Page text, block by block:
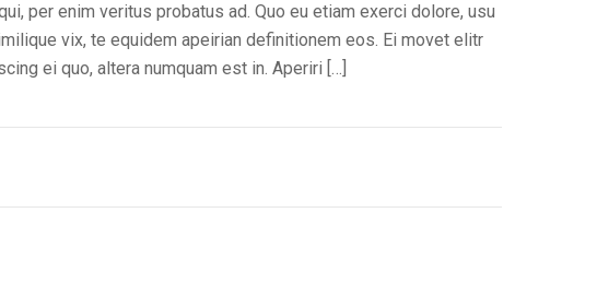
per enim veritus probatus ad. Quo eu etiam exerci dolore, usu
vix, te equidem apeirian definitionem eos. Ei movet elitr
ei quo, altera numquam est in. Aperiri […]